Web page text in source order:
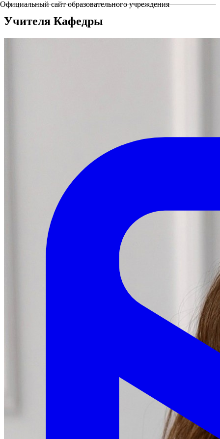
Официальный сайт образовательного учреждения
Учителя Кафедры